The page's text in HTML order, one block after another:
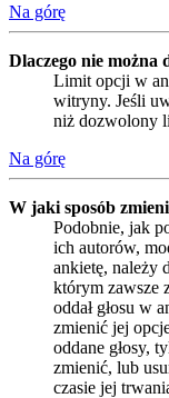
Na górę
Dlaczego nie można
Limit opcji w
witryny. Jeśli
niż dozwolony
Na górę
W jaki sposób
Podobnie, jak
ich autorów,
ankietę, należy
którym zawsze
oddał głosu w
zmienić jej
oddane głosy,
zmienić, lub
czasie jej